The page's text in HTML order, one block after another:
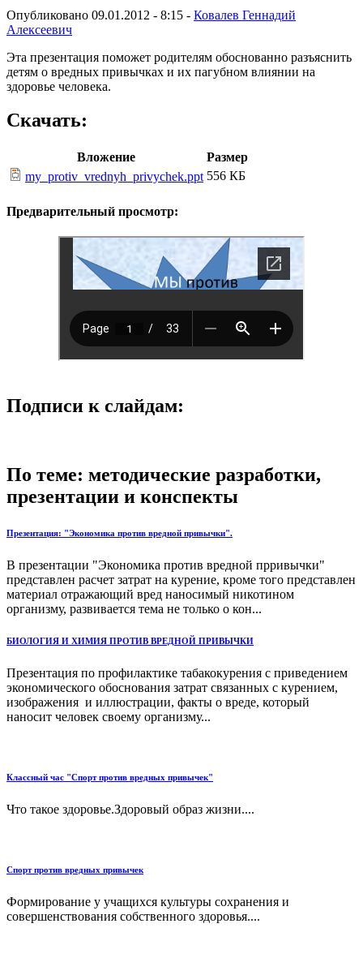
Опубликовано 09.01.2012 - 8:15 - Ковалев Геннадий
Алексеевич
Эта презентация поможет родителям обоснованно разъяснить
детям о вредных привычках и их пагубном влиянии на
здоровье человека.
Скачать:
Вложение
Размер
my_protiv_vrednyh_privychek.ppt 556 КБ
Предварительный просмотр:
Подписи к слайдам:
По теме: методические разработки,
презентации и конспекты
Презентация: "Экономика против вредной привычки".
В презентации "Экономика против вредной прривычки"
представлен расчет затрат на курение, кроме того представлен
материал отражающий вред наносимый никотином
организму, развивается тема не только о кон...
БИОЛОГИЯ И ХИМИЯ ПРОТИВ ВРЕДНОЙ ПРИВЫЧКИ
Презентация по профилактике табакокурения с приведением
экономического обоснования затрат связанных с курением,
изображения и иллюстрации, факты о вреде, который
наносит человек своему организму...
Классный час "Спорт против вредных привычек"
Что такое здоровье.Здоровый образ жизни....
Спорт против вредных привычек
Формирование у учащихся культуры сохранения и
совершенствования собственного здоровья....